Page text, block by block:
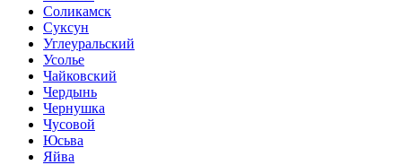
Соликамск
Суксун
Углеуральский
Усолье
Чайковский
Чердынь
Чернушка
Чусовой
Юсьва
Яйва